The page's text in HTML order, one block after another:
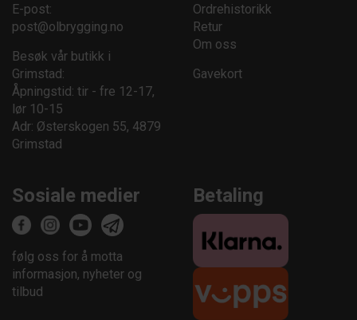
E-post:
post@olbrygging.no
Besøk vår butikk i
Grimstad:
Åpningstid: tir - fre 12-17,
lør 10-15
Adr: Østerskogen 55, 4879
Grimstad
Ordrehistorikk
Retur
Om oss
Gavekort
Sosiale medier
følg oss for å motta
informasjon, nyheter og
tilbud
Betaling